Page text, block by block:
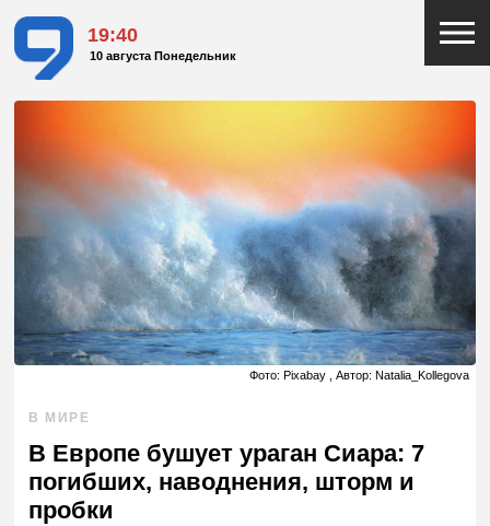
19:40
10 августа Понедельник
Фото: Pixabay , Автор: Natalia_Kollegova
В МИРЕ
В Европе бушует ураган Сиара: 7
погибших, наводнения, шторм и
пробки